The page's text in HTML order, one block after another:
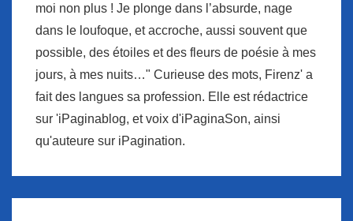
moi non plus ! Je plonge dans l’absurde, nage
dans le loufoque, et accroche, aussi souvent que
possible, des étoiles et des fleurs de poésie à mes
jours, à mes nuits…" Curieuse des mots, Firenz' a
fait des langues sa profession. Elle est rédactrice
sur 'iPaginablog, et voix d'iPaginaSon, ainsi
qu'auteure sur iPagination.